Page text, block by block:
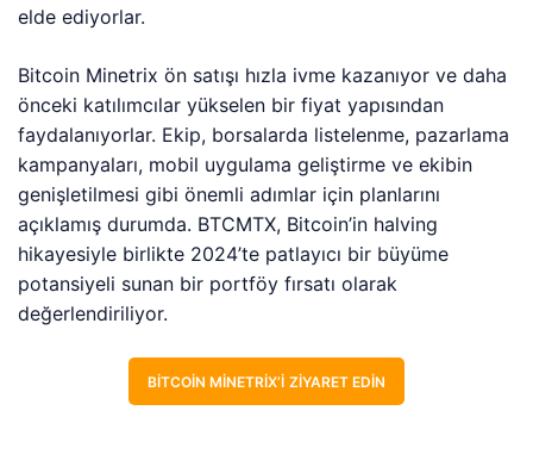
elde ediyorlar.
Bitcoin Minetrix ön satışı hızla ivme kazanıyor ve daha
önceki katılımcılar yükselen bir fiyat yapısından
faydalanıyorlar. Ekip, borsalarda listelenme, pazarlama
kampanyaları, mobil uygulama geliştirme ve ekibin
genişletilmesi gibi önemli adımlar için planlarını
açıklamış durumda. BTCMTX, Bitcoin’in halving
hikayesiyle birlikte 2024’te patlayıcı bir büyüme
potansiyeli sunan bir portföy fırsatı olarak
değerlendiriliyor.
BITCOIN MINETRIX’I ZIYARET EDIN